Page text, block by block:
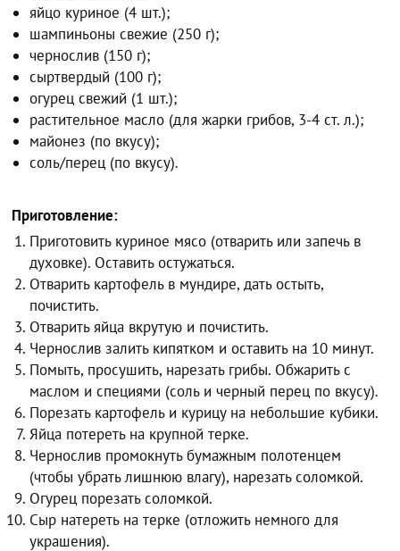
яйцо куриное (4 шт.);
шампиньоны свежие (250 г);
чернослив (150 г);
сыртвердый (100 г);
огурец свежий (1 шт.);
растительное масло (для жарки грибов, 3-4 ст. л.);
майонез (по вкусу);
соль/перец (по вкусу).
Приготовление:
Приготовить куриное мясо (отварить или запечь в
духовке). Оставить остужаться.
Отварить картофель в мундире, дать остыть,
почистить.
Отварить яйца вкрутую и почистить.
Чернослив залить кипятком и оставить на 10 минут.
Помыть, просушить, нарезать грибы. Обжарить с
маслом и специями (соль и черный перец по вкусу).
Порезать картофель и курицу на небольшие кубики.
Яйца потереть на крупной терке.
Чернослив промокнуть бумажным полотенцем
(чтобы убрать лишнюю влагу), нарезать соломкой.
Огурец порезать соломкой.
Сыр натереть на терке (отложить немного для
украшения).